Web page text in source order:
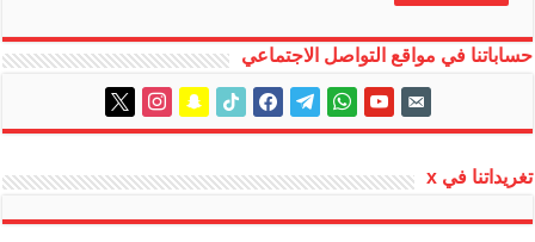
حساباتنا في مواقع التواصل الاجتماعي
email-
alt
youtube
whatsapp
telegram
facebook
tiktok
snapchat
instagram
x
تغريداتنا في x